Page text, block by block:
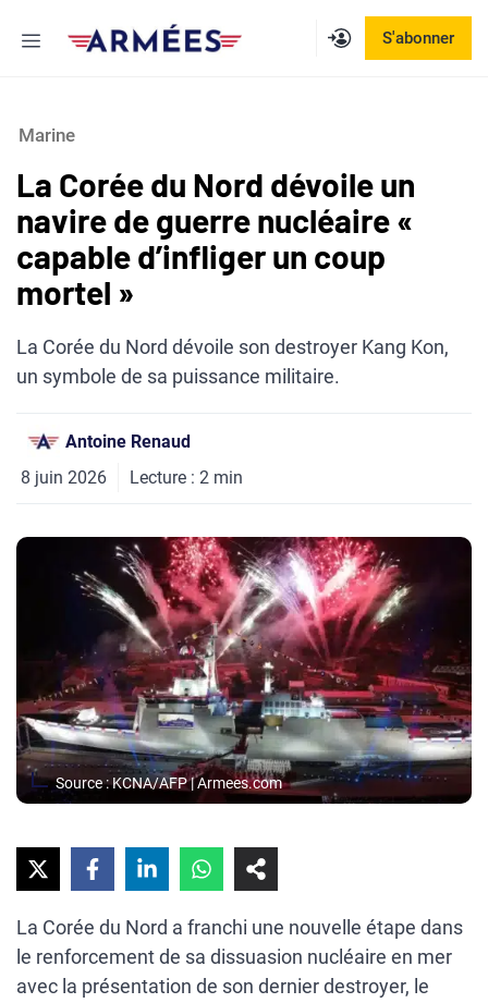
S'abonner
Menu
Marine
La Corée du Nord dévoile un
navire de guerre nucléaire «
capable d’infliger un coup
mortel »
La Corée du Nord dévoile son destroyer Kang Kon,
un symbole de sa puissance militaire.
Antoine Renaud
8 juin 2026
Lecture : 2 min
Source : KCNA/AFP | Armees.com
La Corée du Nord a franchi une nouvelle étape dans
le renforcement de sa dissuasion nucléaire en mer
avec la présentation de son dernier destroyer, le